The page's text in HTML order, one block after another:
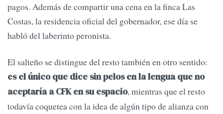
pagos. Además de compartir una cena en la finca Las
Costas, la residencia oficial del gobernador, ese día se
habló del laberinto peronista.
El salteño se distingue del resto también en otro sentido:
es el único que dice sin pelos en la lengua que no
aceptaría a CFK en su espacio, mientras que el resto
todavía coquetea con la idea de algún tipo de alianza con